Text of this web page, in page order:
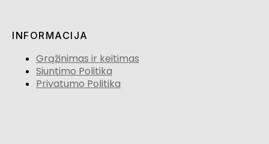
INFORMACIJA
Grąžinimas ir keitimas
Siuntimo Politika
Privatumo Politika